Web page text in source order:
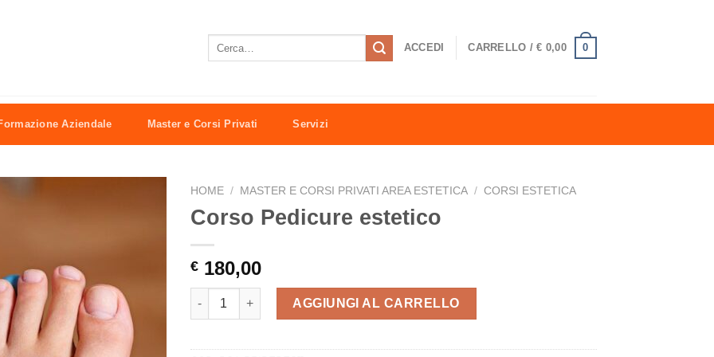
ACCEDI CARRELLO /€ 0,00 0
Aziendale Master e Corsi Privati Servizi
HOME / MASTER E CORSI PRIVATI AREA ESTETICA / CORSI ESTETICA
Corso Pedicure estetico
€ 180,00
Corso Pedicure estetico quantità
AGGIUNGI AL CARRELLO